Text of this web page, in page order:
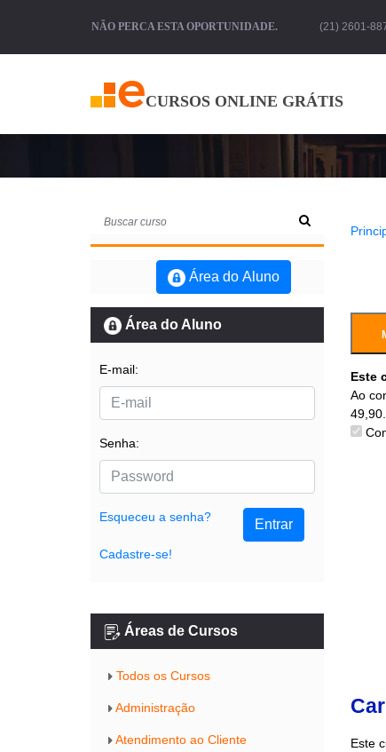
NÃO PERCA ESTA OPORTUNIDADE. (21) 2601-
CURSOS ONLINE GRÁTIS
Área do Aluno
Área do Aluno
E-mail:
Senha:
Esqueceu a senha?
Cadastre-se!
Entrar
Áreas de Cursos
Todos os Cursos
Administração
Atendimento ao Cliente
Este
Ao
Este